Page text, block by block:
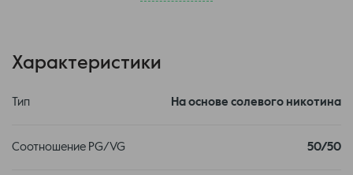
глицерин от Uliq — для густого, мягкого пара;
Сбалансированная формула ELFLIQ (VG/PG 50/50)
Характеристики
Тип На основе солевого никотина
Соотношение PG/VG 50/50